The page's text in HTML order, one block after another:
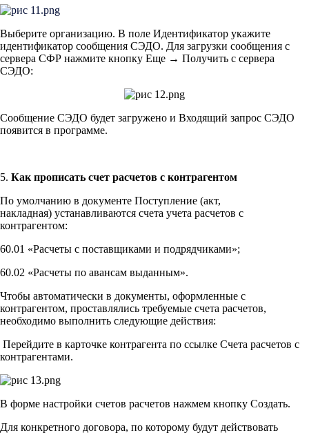
Выберите организацию. В поле Идентификатор укажите
идентификатор сообщения СЭДО. Для загрузки сообщения с
сервера СФР нажмите кнопку Еще → Получить с сервера
СЭДО:
Сообщение СЭДО будет загружено и Входящий запрос СЭДО
появится в программе.
5. Как прописать счет расчетов с контрагентом
По умолчанию в документе Поступление (акт,
накладная) устанавливаются счета учета расчетов с
контрагентом:
60.01 «Расчеты с поставщиками и подрядчиками»;
60.02 «Расчеты по авансам выданным».
Чтобы автоматически в документы, оформленные с
контрагентом, проставлялись требуемые счета расчетов,
необходимо выполнить следующие действия:
Перейдите в карточке контрагента по ссылке Счета расчетов с
контрагентами.
В форме настройки счетов расчетов нажмем кнопку Создать.
Для конкретного договора, по которому будут действовать